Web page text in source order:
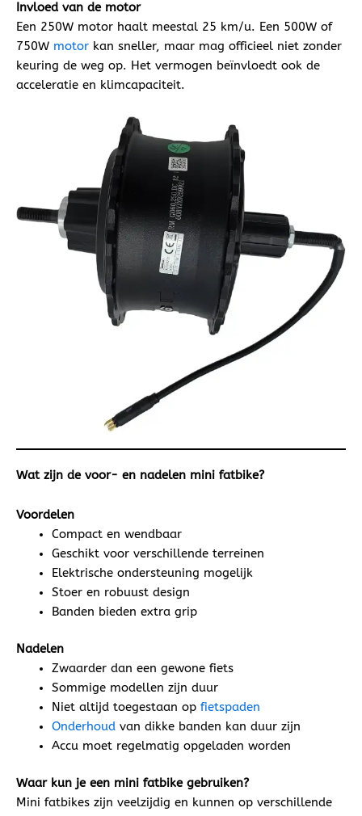
Invloed van de motor
Een 250W motor haalt meestal 25 km/u. Een 500W of
750W motor kan sneller, maar mag officieel niet zonder
keuring de weg op. Het vermogen beïnvloedt ook de
acceleratie en klimcapaciteit.
Wat zijn de voor- en nadelen mini fatbike?
Voordelen
Compact en wendbaar
Geschikt voor verschillende terreinen
Elektrische ondersteuning mogelijk
Stoer en robuust design
Banden bieden extra grip
Nadelen
Zwaarder dan een gewone fiets
Sommige modellen zijn duur
Niet altijd toegestaan op fietspaden
Onderhoudvan dikke banden kan duur zijn
Accu moet regelmatig opgeladen worden
Waar kun je een mini fatbike gebruiken?
Mini fatbikes zijn veelzijdig en kunnen op verschillende